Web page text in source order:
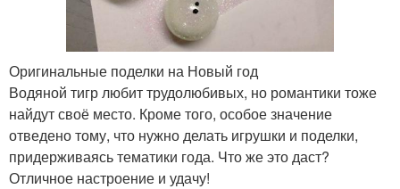
Оригинальные поделки на Новый год
Водяной тигр любит трудолюбивых, но романтики тоже
найдут своё место. Кроме того, особое значение
отведено тому, что нужно делать игрушки и поделки,
придерживаясь тематики года. Что же это даст?
Отличное настроение и удачу!